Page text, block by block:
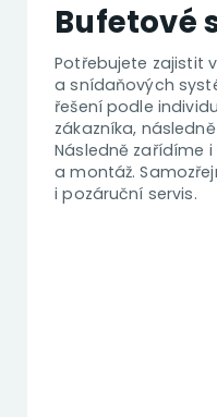
Bufetové
Potřebujete zajistit
a snídaňových
řešení podle
zákazníka,
Následně zařídíme
a montáž.
i pozáruční servis.